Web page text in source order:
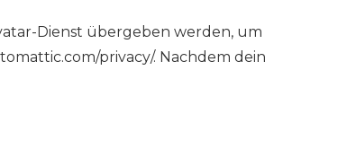
Dienst übergeben werden, um
privacy/. Nachdem dein